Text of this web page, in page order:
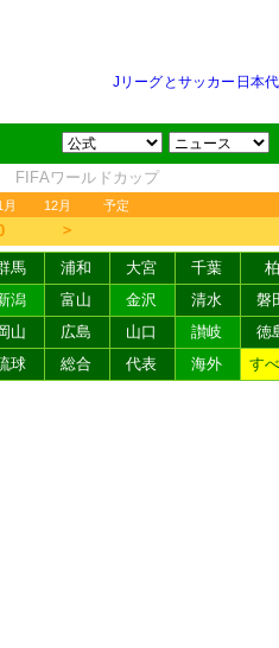
Jリーグとサッカー日本
FIFAワールドカップ
月 12月 予定
＞
馬 浦和 大宮 千葉
柏
潟 富山 金沢 清水
磐
山 広島 山口 讃岐
徳
球 総合 代表 海外 す